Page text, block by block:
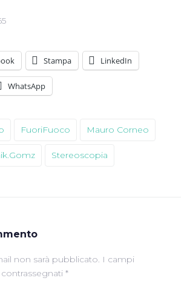
Stampa LinkedIn
WhatsApp
FuoriFuoco Mauro Corneo
Stereoscopia
non sarà pubblicato. I campi
*